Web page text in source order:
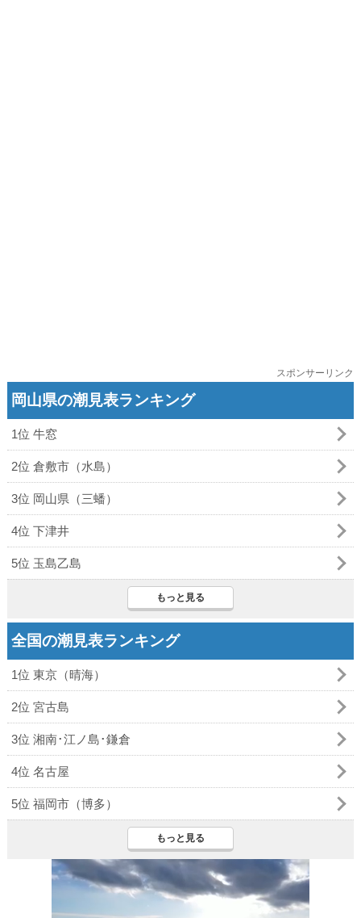
スポンサーリンク
岡山県の潮見表ランキング
1位 牛窓
2位 倉敷市（水島）
3位 岡山県（三蟠）
4位 下津井
5位 玉島乙島
もっと見る
全国の潮見表ランキング
1位 東京（晴海）
2位 宮古島
3位 湘南･江ノ島･鎌倉
4位 名古屋
5位 福岡市（博多）
もっと見る